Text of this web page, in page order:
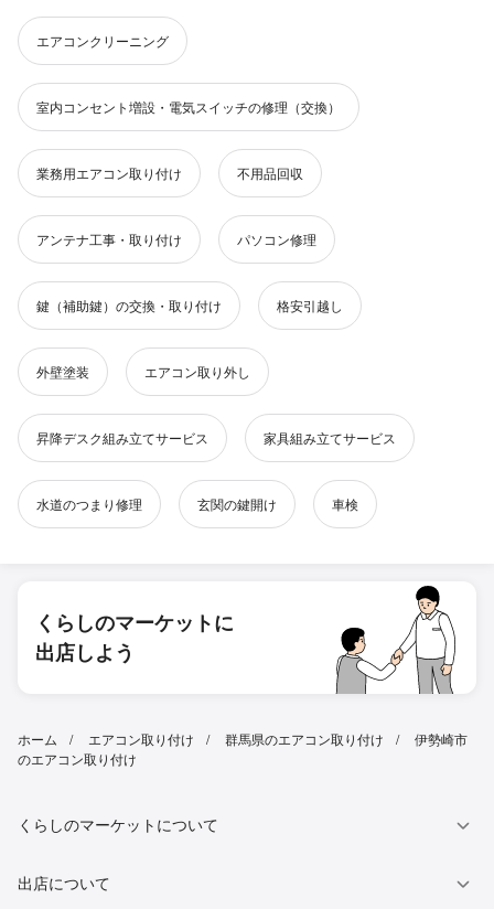
エアコンクリーニング
室内コンセント増設・電気スイッチの修理（交換）
業務用エアコン取り付け 不用品回収
アンテナ工事・取り付け パソコン修理
鍵（補助鍵）の交換・取り付け 格安引越し
外壁塗装 エアコン取り外し
昇降デスク組み立てサービス 家具組み立てサービス
水道のつまり修理 玄関の鍵開け 車検
くらしのマーケットに
出店しよう
ホーム エアコン取り付け 群馬県のエアコン取り付け
伊勢崎市
のエアコン取り付け
くらしのマーケットについて
出店について